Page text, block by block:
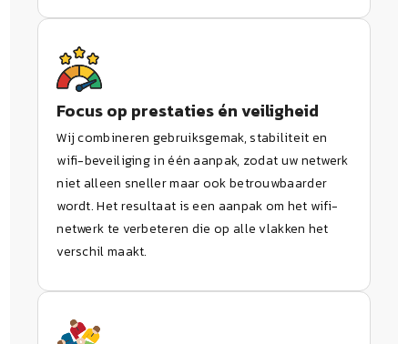
Focus op prestaties én veiligheid
Wij combineren gebruiksgemak, stabiliteit en
wifi-beveiliging in één aanpak, zodat uw netwerk
niet alleen sneller maar ook betrouwbaarder
wordt. Het resultaat is een aanpak om het wifi-
netwerk te verbeteren die op alle vlakken het
verschil maakt.